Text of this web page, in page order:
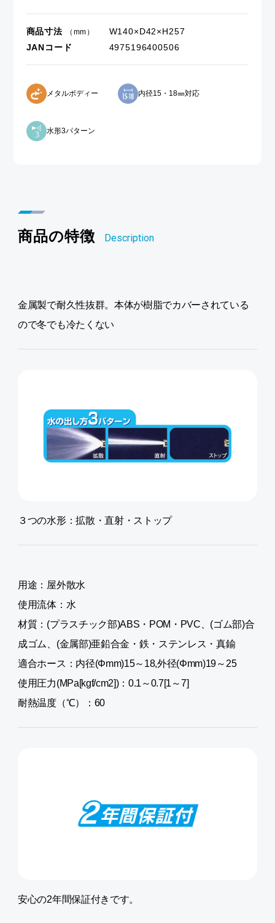
商品寸法 （mm）
W140×D42×H257
JANコード
4975196400506
メタルボディー 内径15・18㎜対応
水形3パターン
商品の特徴 Description
金属製で耐久性抜群。本体が樹脂でカバーされている
ので冬でも冷たくない
３つの水形：拡散・直射・ストップ
用途：屋外散水
使用流体：水
材質：(プラスチック部)ABS・POM・PVC、(ゴム部)合
成ゴム、(金属部)亜鉛合金・鉄・ステンレス・真鍮
適合ホース：内径(Φmm)15～18,外径(Φmm)19～25
使用圧力(MPa[kgf/cm2])：0.1～0.7[1～7]
耐熱温度（℃）：60
安心の2年間保証付きです。